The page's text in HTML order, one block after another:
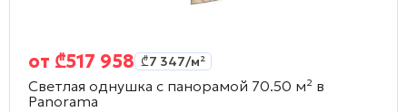
от ₾517 958 ₾7 347/м²
Светлая однушка с панорамой 70.50 м² в
Panorama